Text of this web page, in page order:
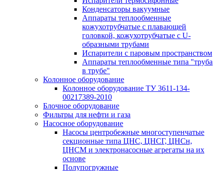
Конденсаторы вакуумные
Аппараты теплообменные
кожухотрубчатые с плавающей
головкой, кожухотрубчатые с U-
образными трубами
Испарители с паровым пространством
Аппараты теплообменные типа "труба
в трубе"
Колонное оборудование
Колонное оборудование ТУ 3611-134-
00217389-2010
Блочное оборудование
Фильтры для нефти и газа
Насосное оборудование
Насосы центробежные многоступенчатые
секционные типа ЦНС, ЦНСГ, ЦНСн,
ЦНСМ и электронасосные агрегаты на их
основе
Полупогружные